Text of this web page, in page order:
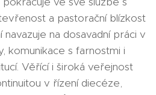
a pastorační blízkost
na dosavadní práci v
komunikace s farnostmi i
Věřící i široká veřejnost
v řízení diecéze,